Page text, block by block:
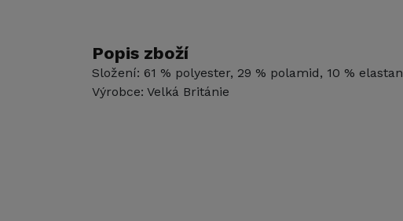
Popis zboží
Složení: 61 % polyester, 29 % polamid, 10 % elastan
Výrobce: Velká Británie